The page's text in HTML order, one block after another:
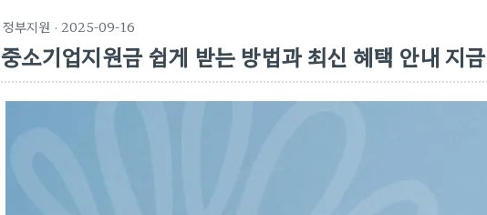
정부지원 · 2025-09-16
중소기업지원금 쉽게 받는 방법과 최신 혜택 안내 지금